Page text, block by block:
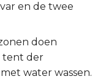
en de twee
doen
tent der
water wassen.